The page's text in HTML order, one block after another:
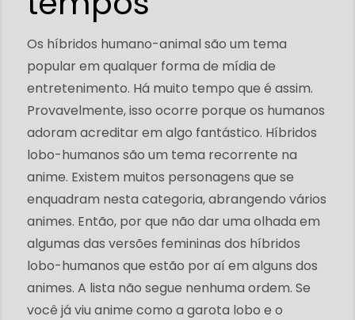
Os híbridos humano-animal são um tema
popular em qualquer forma de mídia de
entretenimento. Há muito tempo que é assim.
Provavelmente, isso ocorre porque os humanos
adoram acreditar em algo fantástico. Híbridos
lobo-humanos são um tema recorrente na
anime. Existem muitos personagens que se
enquadram nesta categoria, abrangendo vários
animes. Então, por que não dar uma olhada em
algumas das versões femininas dos híbridos
lobo-humanos que estão por aí em alguns dos
animes. A lista não segue nenhuma ordem. Se
você já viu anime como a garota lobo e o